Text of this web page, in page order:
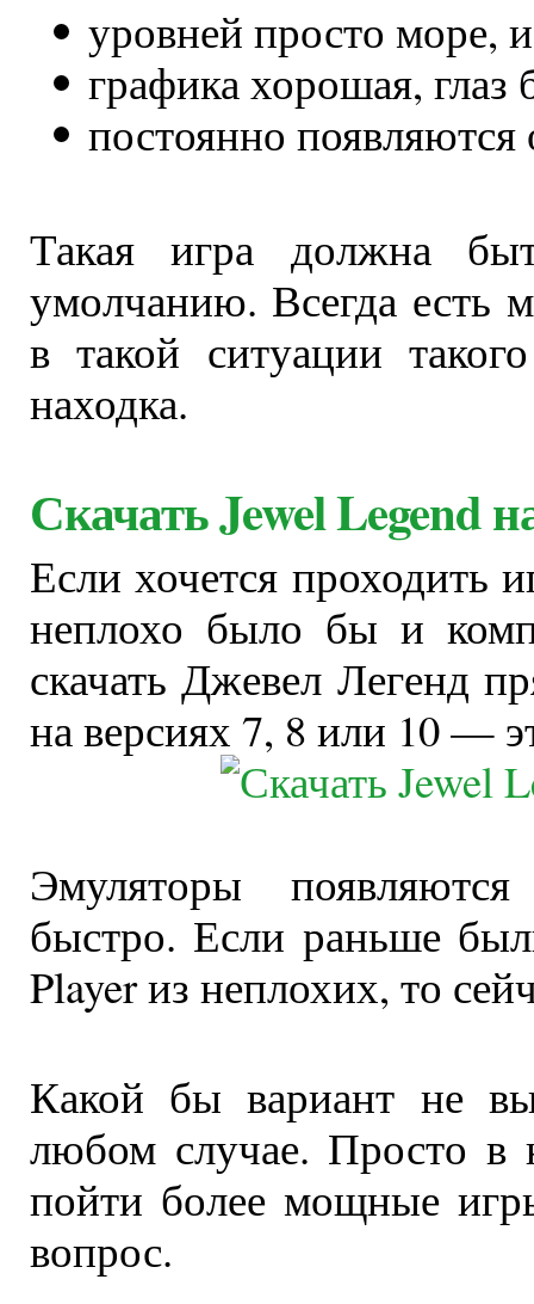
уровней просто море,
графика хорошая, глаз
постоянно
Такая игра должна
умолчанию. Всегда есть
в такой ситуации
находка.
Скачать Jewel Legend
Если хочется проходить
неплохо было бы и
скачать Джевел Легенд
на версиях 7, 8 или 10 —
Эмуляторы
быстро. Если раньше
Player из неплохих, то
Какой бы вариант не
любом случае. Просто в
пойти более мощные
вопрос.